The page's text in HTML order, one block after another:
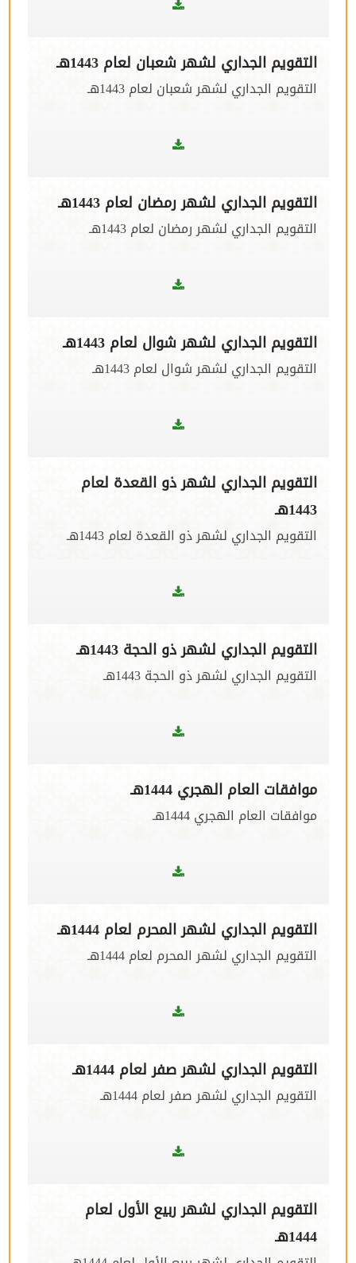
التقويم الجداري لشهر شعبان لعام 1443هـ
التقويم الجداري لشهر شعبان لعام 1443هـ
التقويم الجداري لشهر رمضان لعام 1443هـ
التقويم الجداري لشهر رمضان لعام 1443هـ
التقويم الجداري لشهر شوال لعام 1443هـ
التقويم الجداري لشهر شوال لعام 1443هـ
التقويم الجداري لشهر ذو القعدة لعام
1443هـ
التقويم الجداري لشهر ذو القعدة لعام 1443هـ
التقويم الجداري لشهر ذو الحجة 1443هـ
التقويم الجداري لشهر ذو الحجة 1443هـ
موافقات العام الهجري 1444هـ
موافقات العام الهجري 1444هـ
التقويم الجداري لشهر المحرم لعام 1444هـ
التقويم الجداري لشهر المحرم لعام 1444هـ
التقويم الجداري لشهر صفر لعام 1444هـ
التقويم الجداري لشهر صفر لعام 1444هـ
التقويم الجداري لشهر ربيع الأول لعام
1444هـ